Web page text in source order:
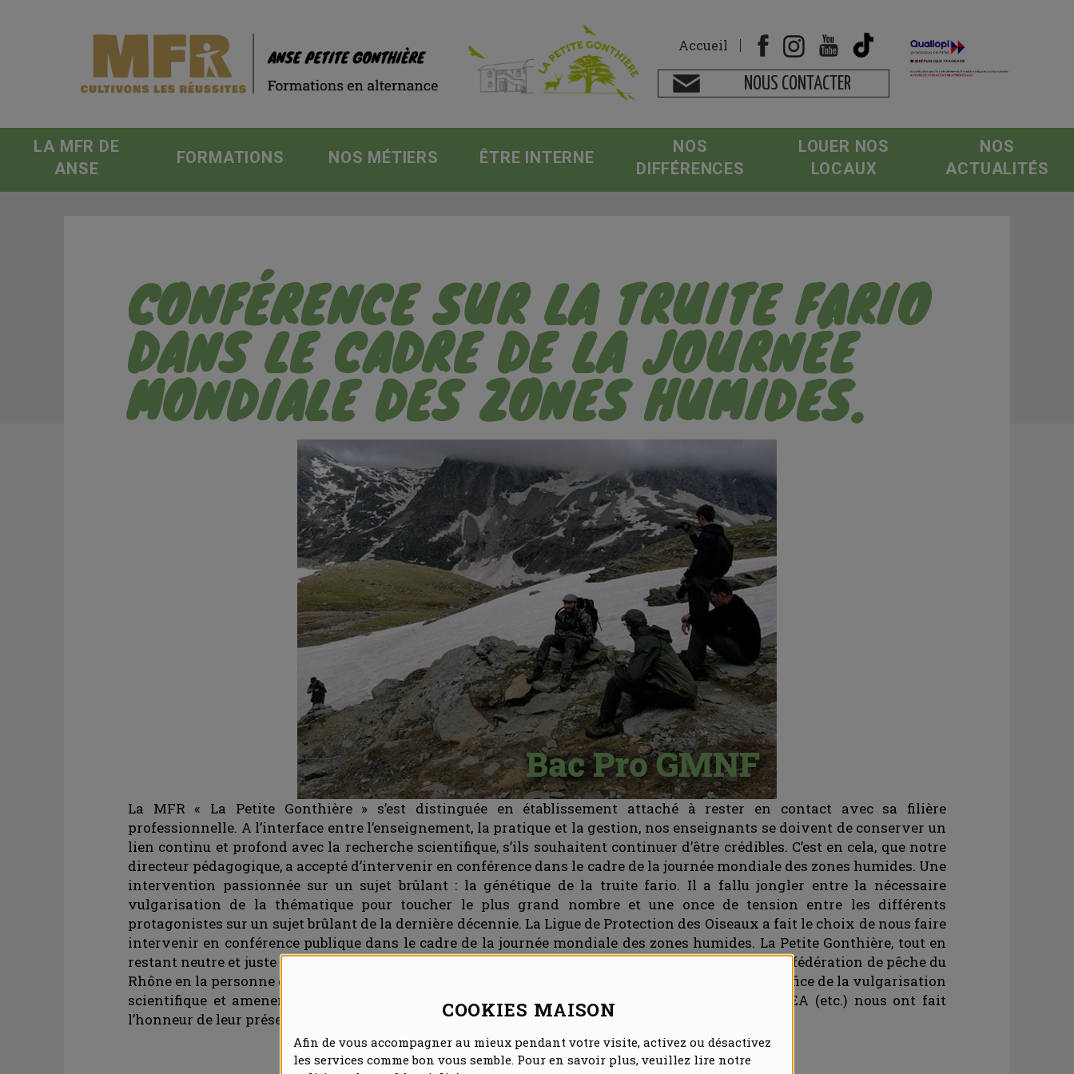
COOKIES MAISON
Afin de vous accompagner au mieux pendant votre visite, activez ou désactivez
les services comme bon vous semble. Pour en savoir plus, veuillez lire notre
Accueil
NOUS CONTACTER
LA MFR DE
ANSE
FORMATIONS NOS MÉTIERS ÊTRE INTERNE
NOS
DIFFÉRENCES
LOUER NOS
LOCAUX
NOS
ACTUALITÉS
CONFÉRENCE SUR LA TRUITE FARIO
DANS LE CADRE DE LA JOURNÉE
MONDIALE DES ZONES HUMIDES.
La MFR « La Petite Gonthière » s’est distinguée en établissement attaché à rester en contact avec sa filière
professionnelle. A l’interface entre l’enseignement, la pratique et la gestion, nos enseignants se doivent de conserver un
lien continu et profond avec la recherche scientifique, s’ils souhaitent continuer d’être crédibles. C’est en cela, que notre
directeur pédagogique, a accepté d’intervenir en conférence dans le cadre de la journée mondiale des zones humides. Une
intervention passionnée sur un sujet brûlant : la génétique de la truite fario. Il a fallu jongler entre la nécessaire
vulgarisation de la thématique pour toucher le plus grand nombre et une once de tension entre les différents
protagonistes sur un sujet brûlant de la dernière décennie. La Ligue de Protection des Oiseaux a fait le choix de nous faire
intervenir en conférence publique dans le cadre de la journée mondiale des zones humides. La Petite Gonthière, tout en
restant neutre et juste scientifiquement parlant, a travailléavec ses partenaires(et notamment la fédération de pêche du
Rhône en la personne de son directeur technique Jean-Pierre Faure), pour apporter sa pierre à l’édifice de la vulgarisation
scientifique et amener un retour d’expérience précieux. Naturalistes, pêcheurs, étudiants, IRSTEA (etc.) nous ont fait
l’honneur de leur présence parmi la centaine de spectateurs.